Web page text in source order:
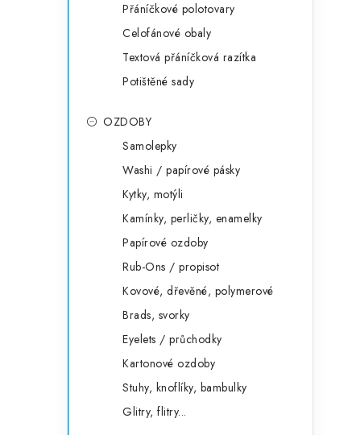
Přáníčkové polotovary
Celofánové obaly
Textová přáníčková razítka
Potištěné sady
OZDOBY
Samolepky
Washi / papírové pásky
Kytky, motýli
Kamínky, perličky, enamelky
Papírové ozdoby
Rub-Ons / propisot
Kovové, dřevěné, polymerové
Brads, svorky
Eyelets / průchodky
Kartonové ozdoby
Stuhy, knoflíky, bambulky
Glitry, flitry...